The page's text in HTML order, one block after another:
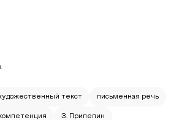
текст письменная речь
З. Прилепин